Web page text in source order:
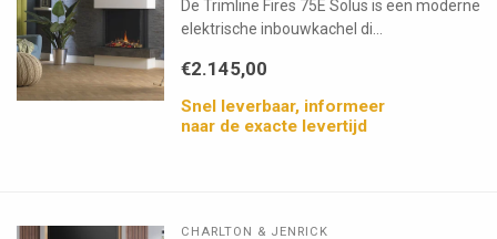
De Trimline Fires 75E Solus is een moderne
elektrische inbouwkachel di...
€2.145,00
Snel leverbaar, informeer
naar de exacte levertijd
CHARLTON & JENRICK